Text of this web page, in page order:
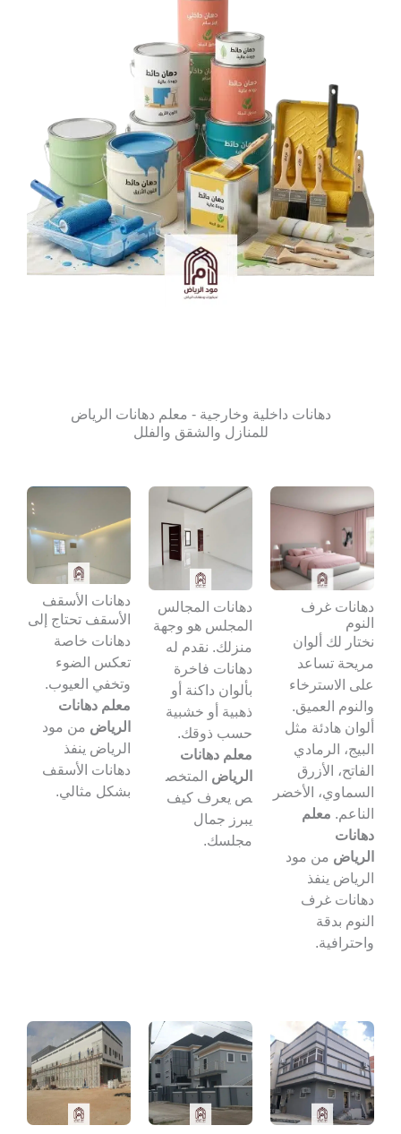
دهانات داخلية وخارجية - معلم دهانات الرياض
للمنازل والشقق والفلل
دهانات غرف
النوم
نختار لك ألوان
مريحة تساعد
على الاسترخاء
والنوم العميق.
ألوان هادئة مثل
البيج، الرمادي
الفاتح، الأزرق
السماوي، الأخضر
الناعم. معلم
دهانات
الرياض من مود
الرياض ينفذ
دهانات غرف
النوم بدقة
واحترافية.
دهانات المجالس
المجلس هو وجهة
منزلك. نقدم له
دهانات فاخرة
بألوان داكنة أو
ذهبية أو خشبية
حسب ذوقك.
معلم دهانات
الرياض المتخص
ص يعرف كيف
يبرز جمال
مجلسك.
دهانات الأسقف
الأسقف تحتاج إلى
دهانات خاصة
تعكس الضوء
وتخفي العيوب.
معلم دهانات
الرياض من مود
الرياض ينفذ
دهانات الأسقف
بشكل مثالي.